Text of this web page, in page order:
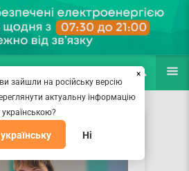
(067) 127-03-03
ПОИСК ЕЩЁ
×
зайшли на російську версію
актуальну інформацію
українською?
Ні